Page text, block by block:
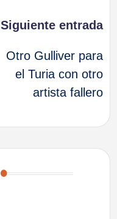
Siguiente entrada
Otro Gulliver para
el Turia con otro
artista fallero